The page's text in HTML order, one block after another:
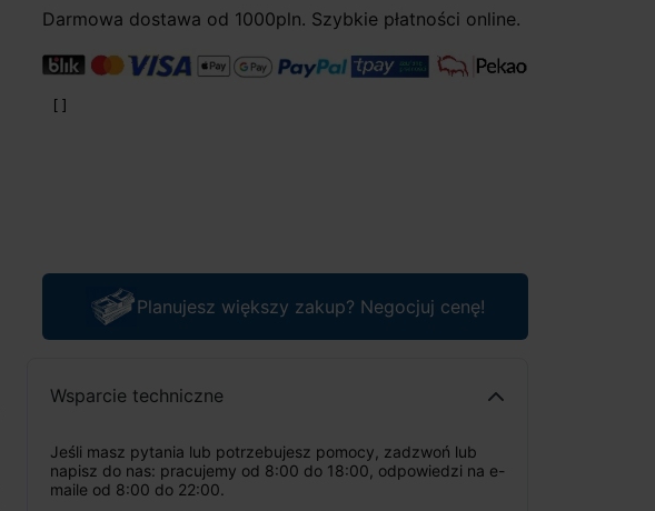
Darmowa dostawa od 1000pln. Szybkie płatności online.
Planujesz większy zakup? Negocjuj cenę!
Wsparcie techniczne
Jeśli masz pytania lub potrzebujesz pomocy, zadzwoń lub
napisz do nas: pracujemy od 8:00 do 18:00, odpowiedzi na e-
maile od 8:00 do 22:00.